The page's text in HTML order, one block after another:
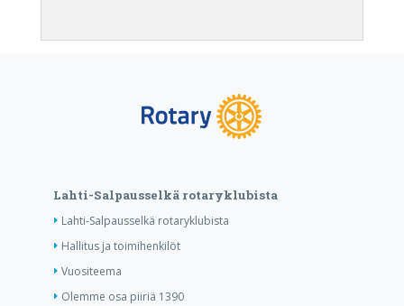
Lahti-Salpausselkä rotaryklubista
Lahti-Salpausselkä rotaryklubista
Hallitus ja toimihenkilöt
Vuositeema
Olemme osa piiriä 1390